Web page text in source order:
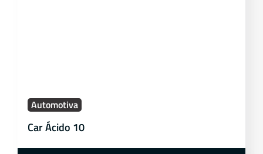
Automotiva
Car Ácido 10